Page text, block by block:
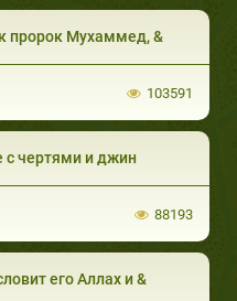
пророк Мухаммед, &
103591
с чертями и джин
88193
его Аллах и &